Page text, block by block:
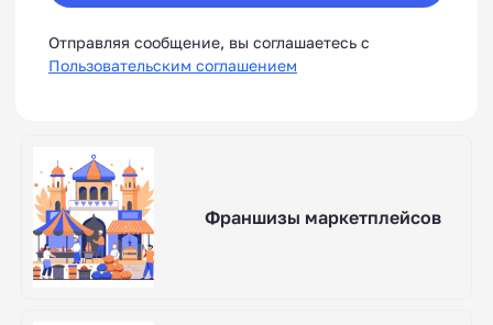
Отправляя сообщение, вы соглашаетесь с
Пользовательским соглашением
Франшизы маркетплейсов